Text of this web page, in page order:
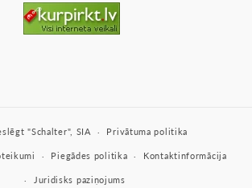
"Schalter", SIA Privātuma politika
Piegādes politika Kontaktinformācija
Juridisks paziņojums